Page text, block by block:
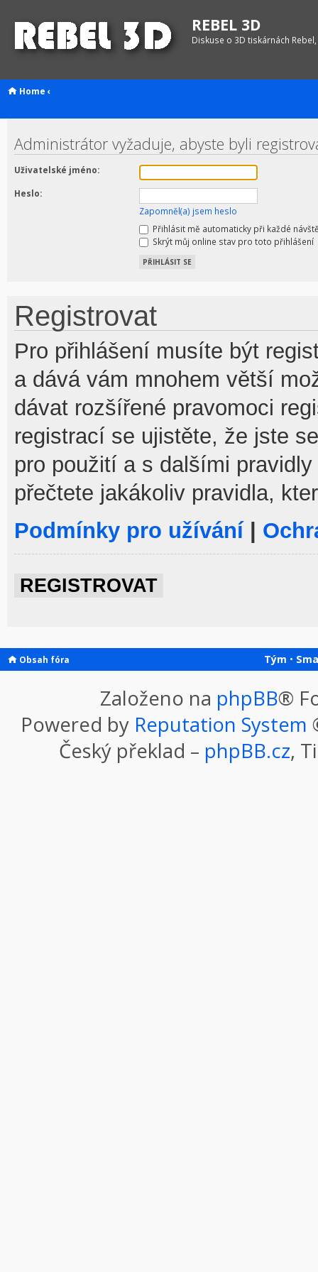
REBEL 3D
Diskuse o 3D tiskárnách
Home ‹
Administrátor vyžaduje, abyste byli
Uživatelské jméno:
Heslo:
Zapomněl(a) jsem heslo
Přihlásit mě automaticky při každé
Skrýt můj online stav pro toto přihlášení
Registrovat
Pro přihlášení musíte být
a dává vám mnohem větší
dávat rozšířené pravomoci
registrací se ujistěte, že jste
pro použití a s dalšími
přečtete jakákoliv pravidla,
Podmínky pro užívání|
REGISTROVAT
Obsah fóra Tým •
Založeno na phpBB®
Powered by Reputation System
Český překlad – phpBB.cz,